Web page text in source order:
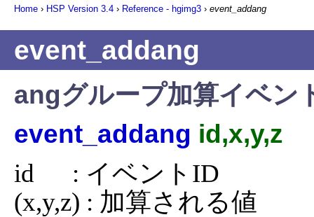
Home › HSP Version 3.4 › Reference - hgimg3 › event_addang
event_addang
angグループ加算イベン
event_addang id,x,y,z
id      : イベントID
(x,y,z) : 加算される値